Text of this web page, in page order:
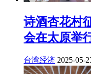
诗酒杏花村
会在太原举
台湾经济 2025-05-